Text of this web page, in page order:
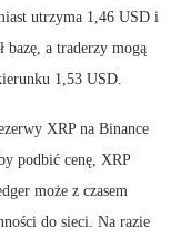
utrzyma 1,46 USD i
bazę, a traderzy mogą
1,53 USD.
XRP na Binance
podbić cenę, XRP
może z czasem
do sieci. Na razie